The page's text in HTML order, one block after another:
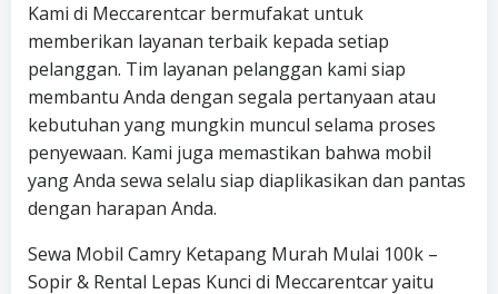
Kami di Meccarentcar bermufakat untuk
memberikan layanan terbaik kepada setiap
pelanggan. Tim layanan pelanggan kami siap
membantu Anda dengan segala pertanyaan atau
kebutuhan yang mungkin muncul selama proses
penyewaan. Kami juga memastikan bahwa mobil
yang Anda sewa selalu siap diaplikasikan dan pantas
dengan harapan Anda.
Sewa Mobil Camry Ketapang Murah Mulai 100k –
Sopir & Rental Lepas Kunci di Meccarentcar yaitu